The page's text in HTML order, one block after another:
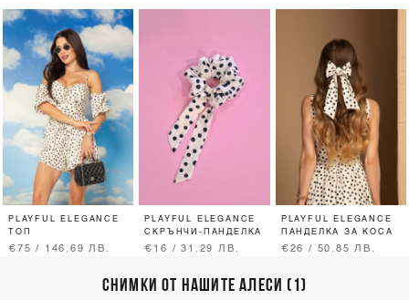
PLAYFUL ELEGANCE
ТОП
€75 / 146.69 ЛВ.
PLAYFUL ELEGANCE
СКРЪНЧИ-ПАНДЕЛКА
€16 / 31.29 ЛВ.
PLAYFUL ELEGANCE
ПАНДЕЛКА ЗА КОСА
€26 / 50.85 ЛВ.
СНИМКИ ОТ НАШИТЕ АЛЕСИ (1)